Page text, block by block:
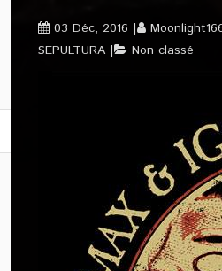
03 Déc, 2016
SEPULTURA
Non classé